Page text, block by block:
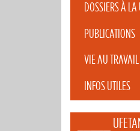
DOSSIERS À LA
PUBLICATIONS
VIE AU TRAVAIL
INFOS UTILES
_____